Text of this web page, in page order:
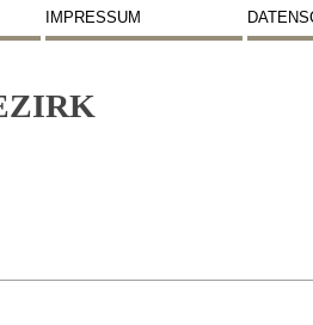
IMPRESSUM